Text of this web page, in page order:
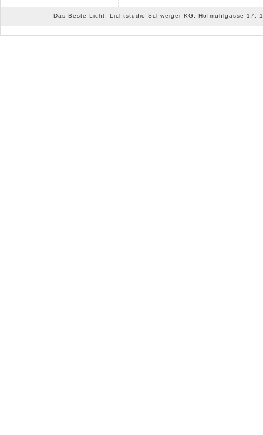
Das Beste Licht, Lichtstudio Schweiger KG, Hofmühlgasse